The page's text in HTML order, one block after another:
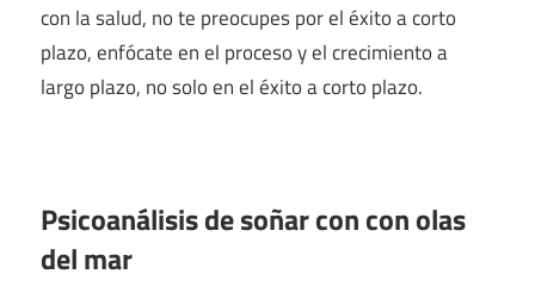
con la salud, no te preocupes por el éxito a corto
plazo, enfócate en el proceso y el crecimiento a
largo plazo, no solo en el éxito a corto plazo.
Psicoanálisis de soñar con con olas
del mar